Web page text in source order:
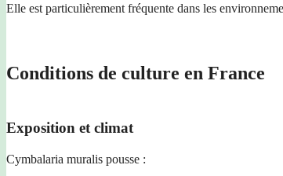
Elle est particulièrement fréquente dans les
Conditions de culture en France
Exposition et climat
Cymbalaria muralis pousse :